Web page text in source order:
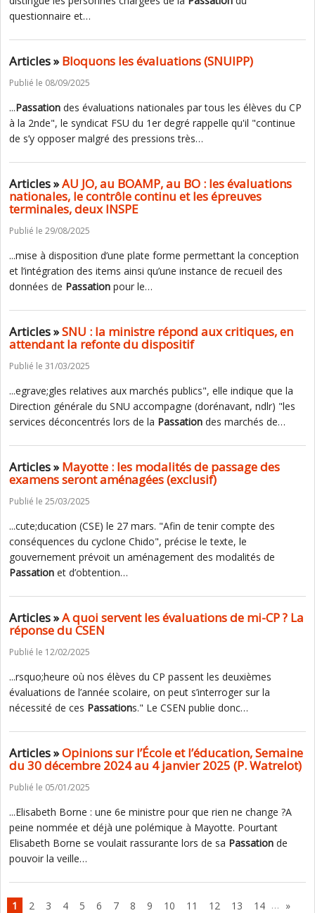
questionnaire et…
Articles »Bloquons les évaluations (SNUIPP)
Publié le 08/09/2025
...Passation des évaluations nationales par tous les élèves du CP
à la 2nde", le syndicat FSU du 1er degré rappelle qu'il "continue
de s’y opposer malgré des pressions très…
Articles »AU JO, au BOAMP, au BO : les évaluations
nationales, le contrôle continu et les épreuves
terminales, deux INSPE
Publié le 29/08/2025
...mise à disposition d’une plate forme permettant la conception
et l’intégration des items ainsi qu’une instance de recueil des
données de Passation pour le…
Articles »SNU : la ministre répond aux critiques, en
attendant la refonte du dispositif
Publié le 31/03/2025
...egrave;gles relatives aux marchés publics", elle indique que la
Direction générale du SNU accompagne (dorénavant, ndlr) "les
services déconcentrés lors de la Passation des marchés de…
Articles »Mayotte : les modalités de passage des
examens seront aménagées (exclusif)
Publié le 25/03/2025
...cute;ducation (CSE) le 27 mars. "Afin de tenir compte des
conséquences du cyclone Chido", précise le texte, le
gouvernement prévoit un aménagement des modalités de
Passation et d’obtention…
Articles »A quoi servent les évaluations de mi-CP ? La
réponse du CSEN
Publié le 12/02/2025
...rsquo;heure où nos élèves du CP passent les deuxièmes
évaluations de l’année scolaire, on peut s’interroger sur la
nécessité de ces Passations." Le CSEN publie donc…
Articles »Opinions sur l’École et l’éducation, Semaine
du 30 décembre 2024 au 4 janvier 2025 (P. Watrelot)
Publié le 05/01/2025
...Elisabeth Borne : une 6e ministre pour que rien ne change ?A
peine nommée et déjà une polémique à Mayotte. Pourtant
Elisabeth Borne se voulait rassurante lors de sa Passation de
pouvoir la veille…
1 2 3 4 5 6 7 8 9 10 11 12 13 14 … »